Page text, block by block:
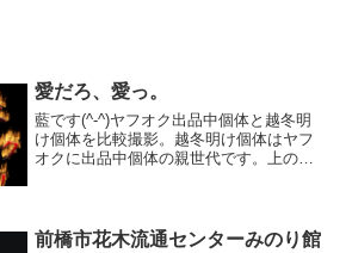
愛だろ、愛っ。
藍です(^-^)ヤフオク出品中個体と越冬明
け個体を比較撮影。越冬明け個体はヤフ
オクに出品中個体の親世代です。上の二
を外に出すので、今...
前橋市花木流通センターみのり館